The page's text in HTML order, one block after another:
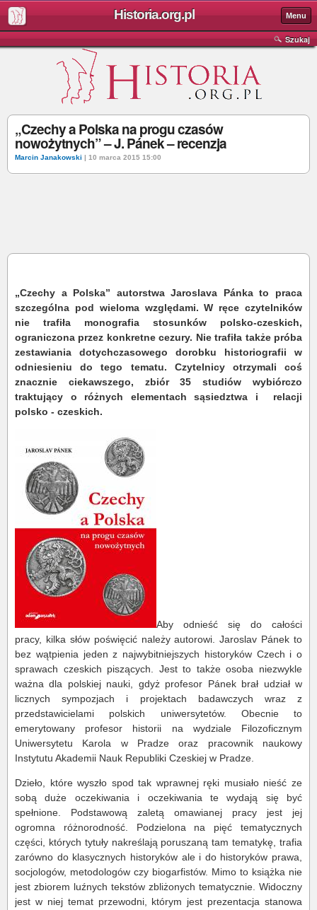
Historia.org.pl Menu
Szukaj
„Czechy a Polska na progu czasów
nowożytnych” – J. Pánek – recenzja
Marcin Janakowski | 10 marca 2015 15:00
„Czechy a Polska” autorstwa Jaroslava Pánka to praca
szczególna pod wieloma względami. W ręce czytelników
nie trafiła monografia stosunków polsko-czeskich,
ograniczona przez konkretne cezury. Nie trafiła także próba
zestawiania dotychczasowego dorobku historiografii w
odniesieniu do tego tematu. Czytelnicy otrzymali coś
znacznie ciekawszego, zbiór 35 studiów wybiórczo
traktujący o różnych elementach sąsiedztwa i relacji
polsko - czeskich.
Aby odnieść się do całości
pracy, kilka słów poświęcić należy autorowi. Jaroslav Pánek to
bez wątpienia jeden z najwybitniejszych historyków Czech i o
sprawach czeskich piszących. Jest to także osoba niezwykle
ważna dla polskiej nauki, gdyż profesor Pánek brał udział w
licznych sympozjach i projektach badawczych wraz z
przedstawicielami polskich uniwersytetów. Obecnie to
emerytowany profesor historii na wydziale Filozoficznym
Uniwersytetu Karola w Pradze oraz pracownik naukowy
Instytutu Akademii Nauk Republiki Czeskiej w Pradze.
Dzieło, które wyszło spod tak wprawnej ręki musiało nieść ze
sobą duże oczekiwania i oczekiwania te wydają się być
spełnione. Podstawową zaletą omawianej pracy jest jej
ogromna różnorodność. Podzielona na pięć tematycznych
części, których tytuły nakreślają poruszaną tam tematykę, trafia
zarówno do klasycznych historyków ale i do historyków prawa,
socjologów, metodologów czy biogarfistów. Mimo to książka nie
jest zbiorem luźnych tekstów zbliżonych tematycznie. Widoczny
jest w niej temat przewodni, którym jest prezentacja stanowa